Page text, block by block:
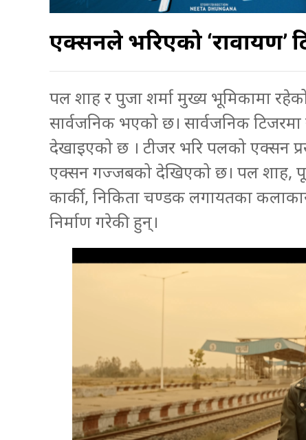
एक्सनले भरिएको ‘रावायण’
पल शाह र पुजा शर्मा मुख्य भूमिकामा
सार्वजनिक भएको छ। सार्वजनिक
देखाइएको छ । टीजर भरि पलको एक्सन
एक्सन गज्जबको देखिएको छ। पल शाह, पूजा
कार्की, निकिता चण्डक लगायतका
निर्माण गरेकी हुन्।